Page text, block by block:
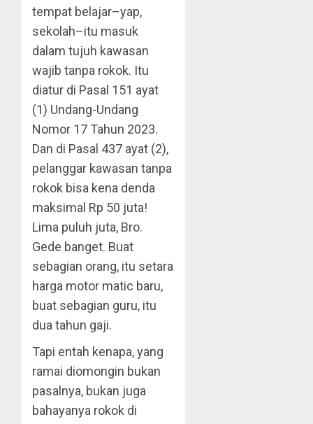
tempat belajar–yap,
sekolah–itu masuk
dalam tujuh kawasan
wajib tanpa rokok. Itu
diatur di Pasal 151 ayat
(1) Undang-Undang
Nomor 17 Tahun 2023.
Dan di Pasal 437 ayat (2),
pelanggar kawasan tanpa
rokok bisa kena denda
maksimal Rp 50 juta!
Lima puluh juta, Bro.
Gede banget. Buat
sebagian orang, itu setara
harga motor matic baru,
buat sebagian guru, itu
dua tahun gaji.
Tapi entah kenapa, yang
ramai diomongin bukan
pasalnya, bukan juga
bahayanya rokok di